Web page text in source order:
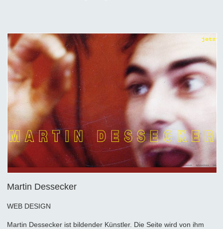
Martin Dessecker
WEB DESIGN
Martin Dessecker ist bildender Künstler. Die Seite wird von ihm